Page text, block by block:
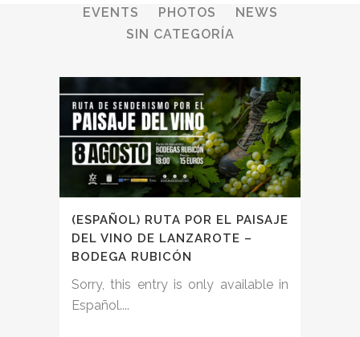
EVENTS
PHOTOS
NEWS
SIN CATEGORÍA
(ESPAÑOL) RUTA POR EL PAISAJE
DEL VINO DE LANZAROTE –
BODEGA RUBICÓN
Sorry, this entry is only available in
Español....